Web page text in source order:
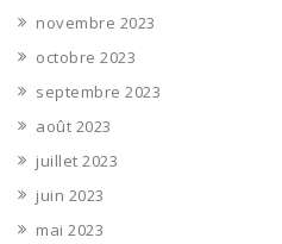
novembre 2023
octobre 2023
septembre 2023
août 2023
juillet 2023
juin 2023
mai 2023